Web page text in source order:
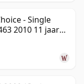
- Single
2010 11 jaar